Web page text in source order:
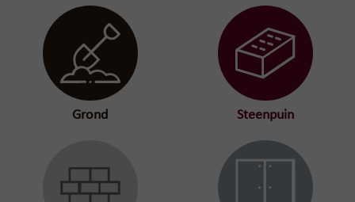
Grond Steenpuin